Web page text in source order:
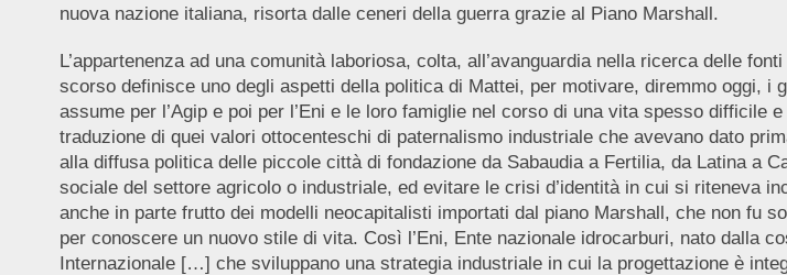
nuova nazione italiana, risorta dalle ceneri della guerra grazie al Piano Marshall.
L’appartenenza ad una comunità laboriosa, colta, all’avanguardia nella ricerca delle
scorso definisce uno degli aspetti della politica di Mattei, per motivare, diremmo oggi,
assume per l’Agip e poi per l’Eni e le loro famiglie nel corso di una vita spesso
traduzione di quei valori ottocenteschi di paternalismo industriale che avevano dato
alla diffusa politica delle piccole città di fondazione da Sabaudia a Fertilia, da Latina a
sociale del settore agricolo o industriale, ed evitare le crisi d’identità in cui si riteneva
anche in parte frutto dei modelli neocapitalisti importati dal piano Marshall, che non fu
per conoscere un nuovo stile di vita. Così l’Eni, Ente nazionale idrocarburi, nato dalla
Internazionale […] che sviluppano una strategia industriale in cui la progettazione è